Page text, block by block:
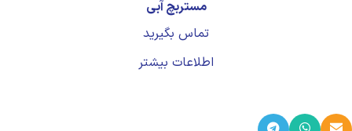
مستربچ آبی
تماس بگیرید
اطلاعات بیشتر